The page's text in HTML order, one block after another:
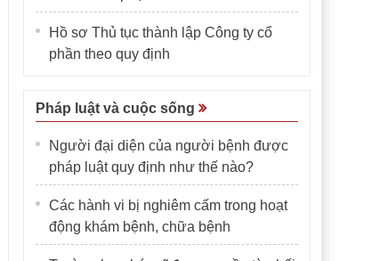
Hồ sơ Thủ tục thành lập Công ty cổ
phần theo quy định
Pháp luật và cuộc sống
Người đại diện của người bệnh được
pháp luật quy định như thế nào?
Các hành vi bị nghiêm cấm trong hoạt
động khám bệnh, chữa bệnh